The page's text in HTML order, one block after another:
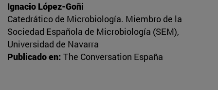
Ignacio López-Goñi
Catedrático de Microbiología. Miembro de la
Sociedad Española de Microbiología (SEM),
Universidad de Navarra
Publicado en: The Conversation España